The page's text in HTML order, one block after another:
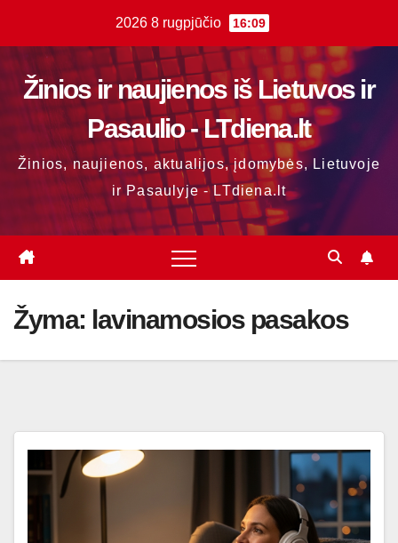
content
2026 8 rugpjūčio 16:09
Žinios ir naujienos iš Lietuvos ir
Pasaulio - LTdiena.lt
Žinios, naujienos, aktualijos, įdomybės, Lietuvoje
ir Pasaulyje - LTdiena.lt
Žyma: lavinamosios pasakos